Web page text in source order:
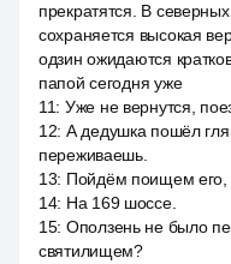
прекратятся. В
сохраняется высокая
одзин ожидаются
папой сегодня уже
11: Уже не вернутся,
12: А дедушка пошёл
переживаешь.
13: Пойдём поищем его,
14: На 169 шоссе.
15: Оползень не было
святилищем?